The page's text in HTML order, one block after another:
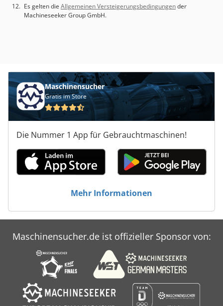
Es gelten die Allgemeinen Versteigerungsbedingungender
Machineseeker Group GmbH.
Maschinensucher
Gratis im Store
Die Nummer 1 App für Gebrauchtmaschinen!
Mehr Informationen
Maschinensucher.de ist offizieller Sponsor von: